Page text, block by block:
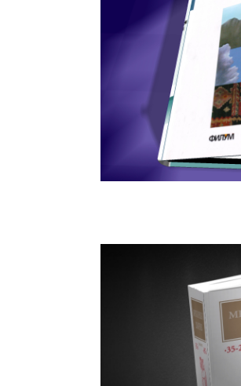
Изабране студије, чланци, записи
Сећања, људи, догађаји